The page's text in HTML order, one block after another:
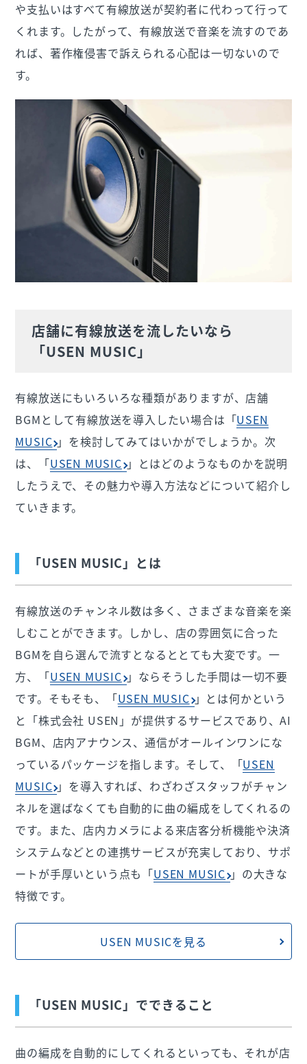
や支払いはすべて有線放送が契約者に代わって行って
くれます。したがって、有線放送で音楽を流すのであ
れば、著作権侵害で訴えられる心配は一切ないので
す。
店舗に有線放送を流したいなら
「USEN MUSIC」
有線放送にもいろいろな種類がありますが、店舗
BGMとして有線放送を導入したい場合は「USEN
MUSIC 」を検討してみてはいかがでしょうか。次
は、「USEN MUSIC 」とはどのようなものかを説明
したうえで、その魅力や導入方法などについて紹介し
ていきます。
「USEN MUSIC」とは
有線放送のチャンネル数は多く、さまざまな音楽を楽
しむことができます。しかし、店の雰囲気に合った
BGMを自ら選んで流すとなるととても大変です。一
方、「USEN MUSIC 」ならそうした手間は一切不要
です。そもそも、「USEN MUSIC 」とは何かという
と「株式会社 USEN」が提供するサービスであり、AI
BGM、店内アナウンス、通信がオールインワンにな
っているパッケージを指します。そして、「USEN
MUSIC 」を導入すれば、わざわざスタッフがチャン
ネルを選ばなくても自動的に曲の編成をしてくれるの
です。また、店内カメラによる来店客分析機能や決済
システムなどとの連携サービスが充実しており、サポ
ートが手厚いという点も「USEN MUSIC 」の大きな
特徴です。
USEN MUSICを見る
「USEN MUSIC」でできること
曲の編成を自動的にしてくれるといっても、それが店